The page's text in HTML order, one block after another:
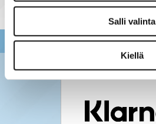
Salli valinta
Kiellä